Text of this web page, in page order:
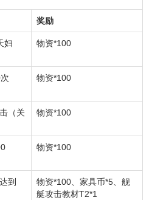
奖励
妇
物资*100
物资*100
（关
物资*100
物资*100
到
物资*100、家具币*5、舰
艇攻击教材T2*1